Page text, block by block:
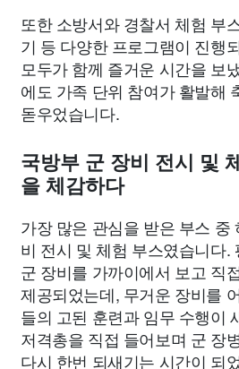
또한 소방서와 경찰서 체험 부
기 등 다양한 프로그램이 진행
모두가 함께 즐거운 시간을 보
에도 가족 단위 참여가 활발해
돋우었습니다.
국방부 군 장비 전시 및
을 체감하다
가장 많은 관심을 받은 부스 중
비 전시 및 체험 부스였습니다.
군 장비를 가까이에서 보고 직
제공되었는데, 무거운 장비를
들의 고된 훈련과 임무 수행이
저격총을 직접 들어보며 군 장
다시 한번 되새기는 시간이 되